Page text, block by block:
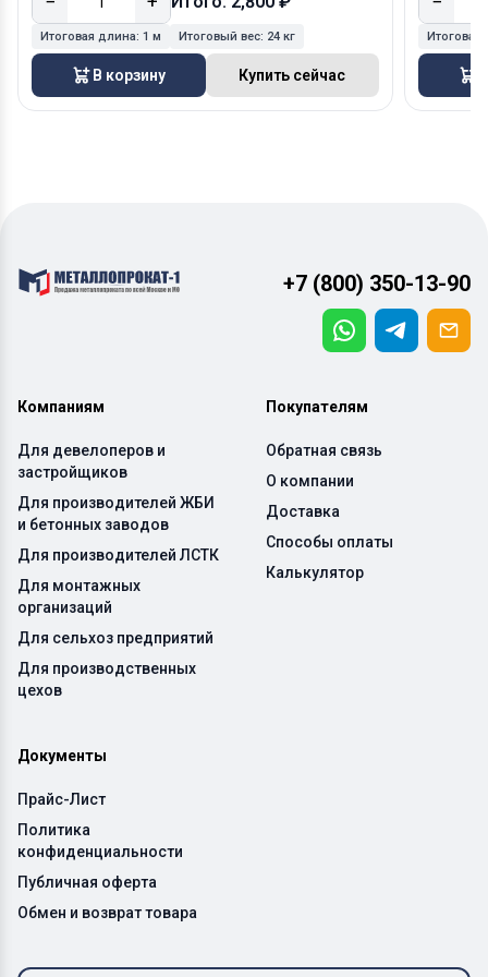
Итоговая длина: 1 м Итоговый вес: 24 кг
В корзину Купить сейчас
+7 (800) 350-13-90
Компаниям
Для девелоперов и
застройщиков
Для производителей ЖБИ
и бетонных заводов
Для производителей ЛСТК
Для монтажных
организаций
Для сельхоз предприятий
Для производственных
цехов
Покупателям
Обратная связь
О компании
Доставка
Способы оплаты
Калькулятор
Документы
Прайс-Лист
Политика
конфиденциальности
Публичная оферта
Обмен и возврат товара